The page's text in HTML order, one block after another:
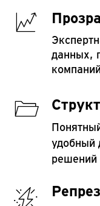
данных,
компаний
удобный
решений